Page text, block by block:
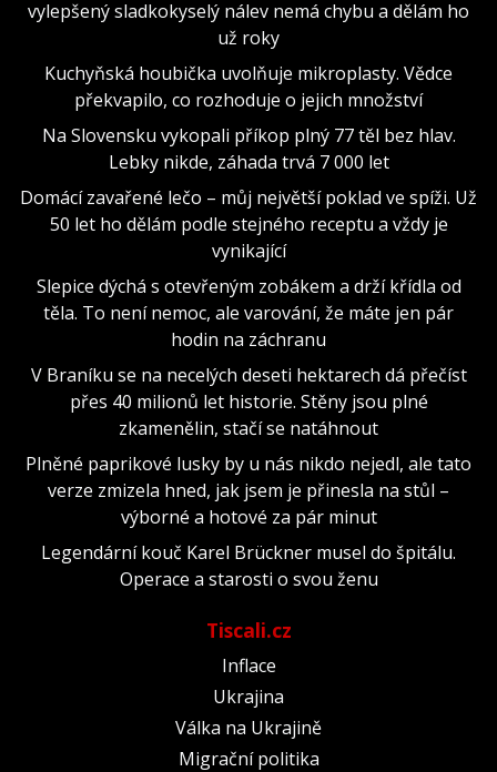
vylepšený sladkokyselý nálev nemá chybu a dělám ho
už roky
Kuchyňská houbička uvolňuje mikroplasty. Vědce
překvapilo, co rozhoduje o jejich množství
Na Slovensku vykopali příkop plný 77 těl bez hlav.
Lebky nikde, záhada trvá 7 000 let
Domácí zavařené lečo – můj největší poklad ve spíži. Už
50 let ho dělám podle stejného receptu a vždy je
vynikající
Slepice dýchá s otevřeným zobákem a drží křídla od
těla. To není nemoc, ale varování, že máte jen pár
hodin na záchranu
V Braníku se na necelých deseti hektarech dá přečíst
přes 40 milionů let historie. Stěny jsou plné
zkamenělin, stačí se natáhnout
Plněné paprikové lusky by u nás nikdo nejedl, ale tato
verze zmizela hned, jak jsem je přinesla na stůl –
výborné a hotové za pár minut
Legendární kouč Karel Brückner musel do špitálu.
Operace a starosti o svou ženu
Tiscali.cz
Inflace
Ukrajina
Válka na Ukrajině
Migrační politika